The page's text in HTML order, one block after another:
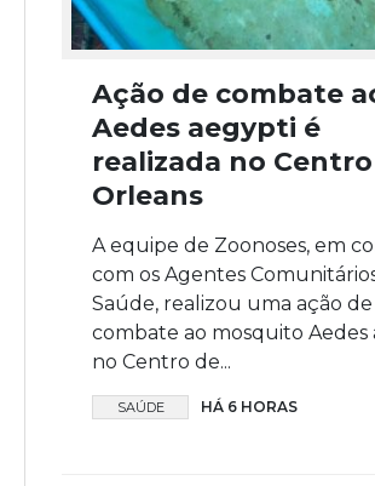
Ação de combate
Aedes aegypti é
realizada no
Orleans
A equipe de Zoonoses, em
com os Agentes
Saúde, realizou uma ação de
combate ao mosquito Aedes
no Centro de...
SAÚDE HÁ 6 HORAS